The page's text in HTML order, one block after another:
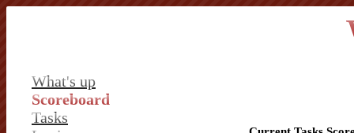
What's up
Scoreboard
Tasks